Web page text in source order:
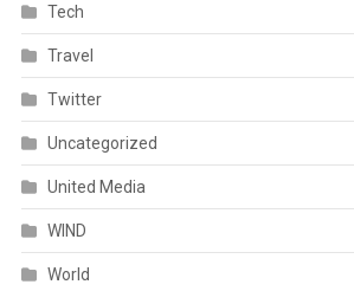
Tech
Travel
Twitter
Uncategorized
United Media
WIND
World